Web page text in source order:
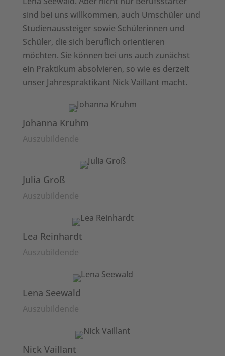
sind bei uns willkommen, auch Umschüler und
Studienaussteiger sowie Schülerinnen und
Schüler, die sich beruflich orientieren
möchten. Sie können bei uns auch zunächst
ein Praktikum absolvieren, so wie es derzeit
unser Jahrespraktikant Nick Vaillant macht.
Johanna Kruhm
Auszubildende
Julia Groß
Auszubildende
Lea Reinhardt
Auszubildende
Lena Seewald
Auszubildende
Nick Vaillant